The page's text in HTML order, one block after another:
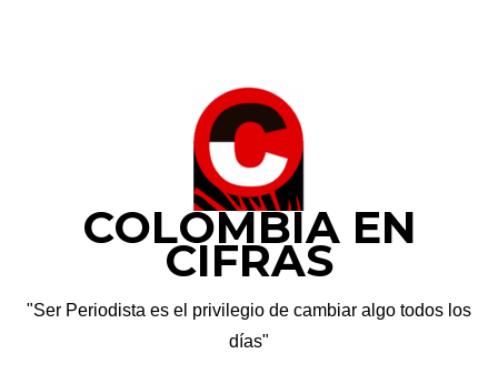
COLOMBIA EN
CIFRAS
"Ser Periodista es el privilegio de cambiar algo todos los
días"